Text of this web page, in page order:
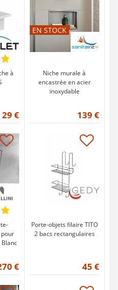
à
29 €
EN STOCK
Niche murale à
encastrée en acier
inoxydable
139 €
pour
Blanc
€
Porte-objets filaire TITO
2 bacs rectangulaires
45 €